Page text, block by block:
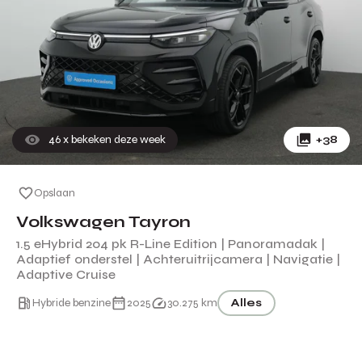
46x bekeken deze week +38
Opslaan
Volkswagen Tayron
1.5 eHybrid 204 pk R-Line Edition | Panoramadak |
Adaptief onderstel | Achteruitrijcamera | Navigatie |
Adaptive Cruise
Hybride benzine 2025 30.275 km Alles